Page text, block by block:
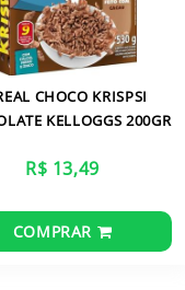
CHOCO KRISPSI
KELLOGGS 200GR
R$ 13,49
COMPRAR